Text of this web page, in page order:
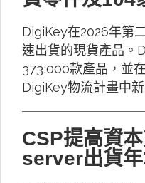
DigiKey在2026年第
速出貨的現貨產品。
373,000款產品，並
DigiKey物流計畫中
CSP提高資
server出貨